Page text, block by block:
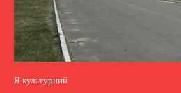
Я культурний